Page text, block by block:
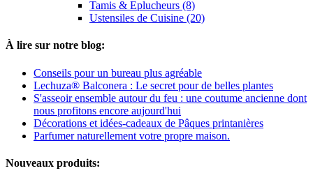
Tamis & Eplucheurs (8)
Ustensiles de Cuisine (20)
À lire sur notre blog:
Conseils pour un bureau plus agréable
Lechuza® Balconera : Le secret pour de belles plantes
S'asseoir ensemble autour du feu : une coutume ancienne dont
nous profitons encore aujourd'hui
Décorations et idées-cadeaux de Pâques printanières
Parfumer naturellement votre propre maison.
Nouveaux produits: